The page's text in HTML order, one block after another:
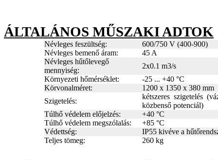
ÁLTALÁNOS MŰSZAKI ADTOK
Névleges feszültség:
600/750 V (400-900)
Névleges bemenő áram:
45 A
Névleges hűtőlevegő
mennyiség:
2x0.1 m3/s
Környezeti hőmérséklet:
-25 ... +40 °C
Körvonalméret:
1200 x 1350 x 380 mm
Szigetelés:
kétszeres szigetelés
közbenső potenciál)
Túlhő védelem előjelzés:
+40 °C
Túlhő védelem megszólalás:
+85 °C
Védettség:
IP55 kivéve a
Teljes tömeg:
260 kg